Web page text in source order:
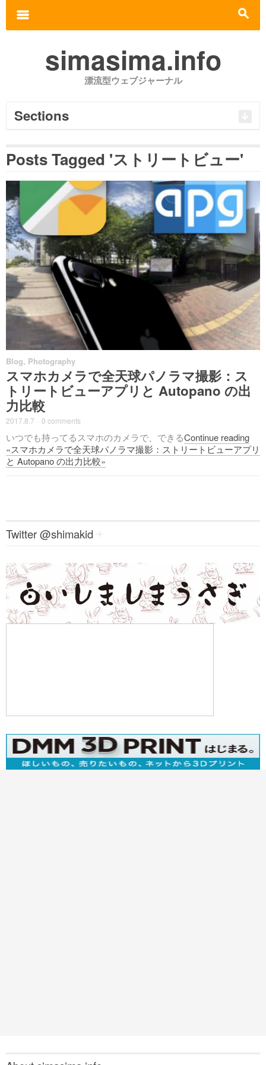
s
m
simasima.info
漂流型ウェブジャーナル
Sections
Posts Tagged 'ストリートビュー'
Blog, Photography
スマホカメラで全天球パノラマ撮影：ス
トリートビューアプリと Autopano の出
力比較
2017.8.7 0 comments
いつでも持ってるスマホのカメラで、できるContinue reading
«スマホカメラで全天球パノラマ撮影：ストリートビューアプリ
と Autopano の出力比較»
Twitter @shimakid